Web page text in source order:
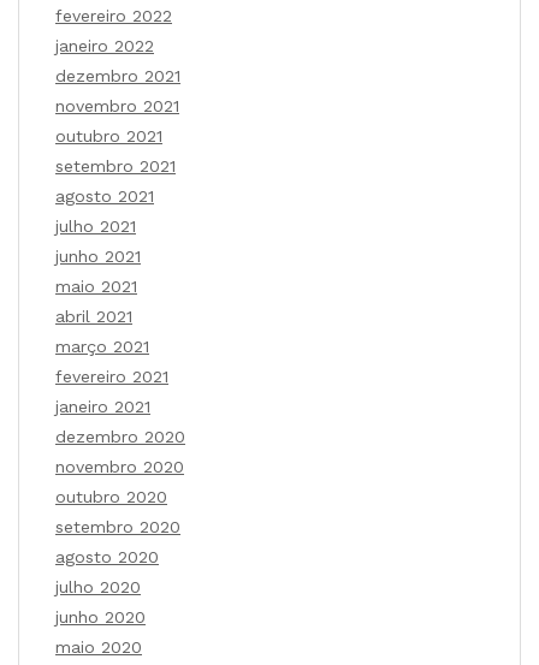
fevereiro 2022
janeiro 2022
dezembro 2021
novembro 2021
outubro 2021
setembro 2021
agosto 2021
julho 2021
junho 2021
maio 2021
abril 2021
março 2021
fevereiro 2021
janeiro 2021
dezembro 2020
novembro 2020
outubro 2020
setembro 2020
agosto 2020
julho 2020
junho 2020
maio 2020